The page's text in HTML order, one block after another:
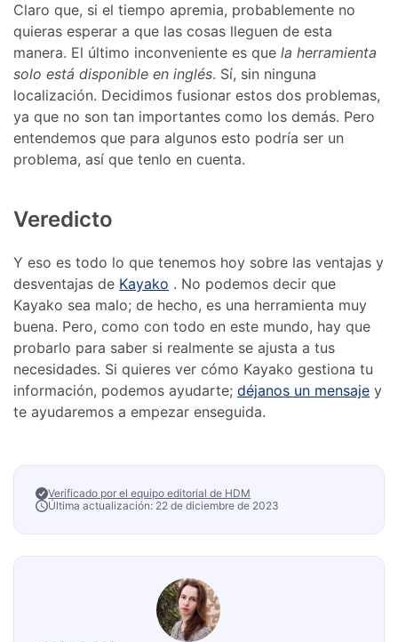
Claro que, si el tiempo apremia, probablemente no
quieras esperar a que las cosas lleguen de esta
manera. El último inconveniente es quela herramienta
solo está disponible en inglés. Sí, sin ninguna
localización. Decidimos fusionar estos dos problemas,
ya que no son tan importantes como los demás. Pero
entendemos que para algunos esto podría ser un
problema, así que tenlo en cuenta.
Veredicto
Y eso es todo lo que tenemos hoy sobre las ventajas y
desventajas de Kayako . No podemos decir que
Kayako sea malo; de hecho, es una herramienta muy
buena. Pero, como con todo en este mundo, hay que
probarlo para saber si realmente se ajusta a tus
necesidades. Si quieres ver cómo Kayako gestiona tu
información, podemos ayudarte;déjanos un mensaje y
te ayudaremos a empezar enseguida.
Verificado por el equipo editorial de HDM
Última actualización: 22 de diciembre de 2023